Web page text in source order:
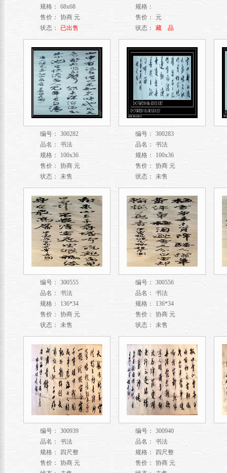
规格：
68x68
售价：
协商 元
状态：
已出售
规格：
售价：
元
状态：
藏 品
编号：
300282
品名：
书法
规格：
100x36
售价：
协商 元
状态：
未售
编号：
300283
品名：
书法
规格：
100x36
售价：
协商 元
状态：
未售
编号：
300555
品名：
书法
规格：
136*34
售价：
协商 元
状态：
未售
编号：
300556
品名：
书法
规格：
136*34
售价：
协商 元
状态：
未售
编号：
300939
品名：
书法
规格：
四尺整
售价：
协商 元
编号：
300940
品名：
书法
规格：
四尺整
售价：
协商 元